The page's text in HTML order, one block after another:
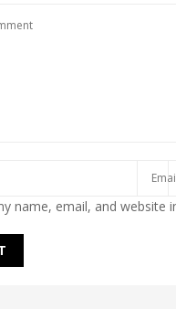
name, email, and